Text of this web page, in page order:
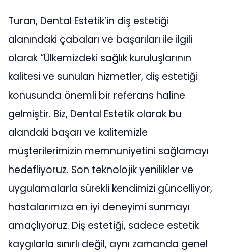
Turan, Dental Estetik’in diş estetiği
alanındaki çabaları ve başarıları ile ilgili
olarak “Ülkemizdeki sağlık kuruluşlarının
kalitesi ve sunulan hizmetler, diş estetiği
konusunda önemli bir referans haline
gelmiştir. Biz, Dental Estetik olarak bu
alandaki başarı ve kalitemizle
müşterilerimizin memnuniyetini sağlamayı
hedefliyoruz. Son teknolojik yenilikler ve
uygulamalarla sürekli kendimizi güncelliyor,
hastalarımıza en iyi deneyimi sunmayı
amaçlıyoruz. Diş estetiği, sadece estetik
kaygılarla sınırlı değil, aynı zamanda genel